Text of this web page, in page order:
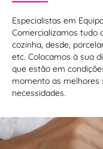
Especialistas em
Comercializamos tudo
cozinha, desde,
etc. Colocamos à sua
que estão em
momento as melhores
necessidades.